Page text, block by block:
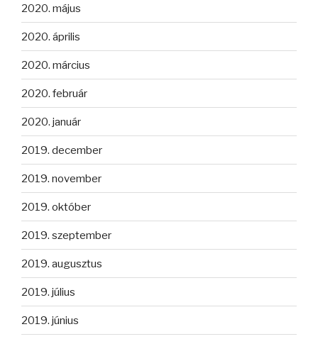
2020. május
2020. április
2020. március
2020. február
2020. január
2019. december
2019. november
2019. október
2019. szeptember
2019. augusztus
2019. július
2019. június